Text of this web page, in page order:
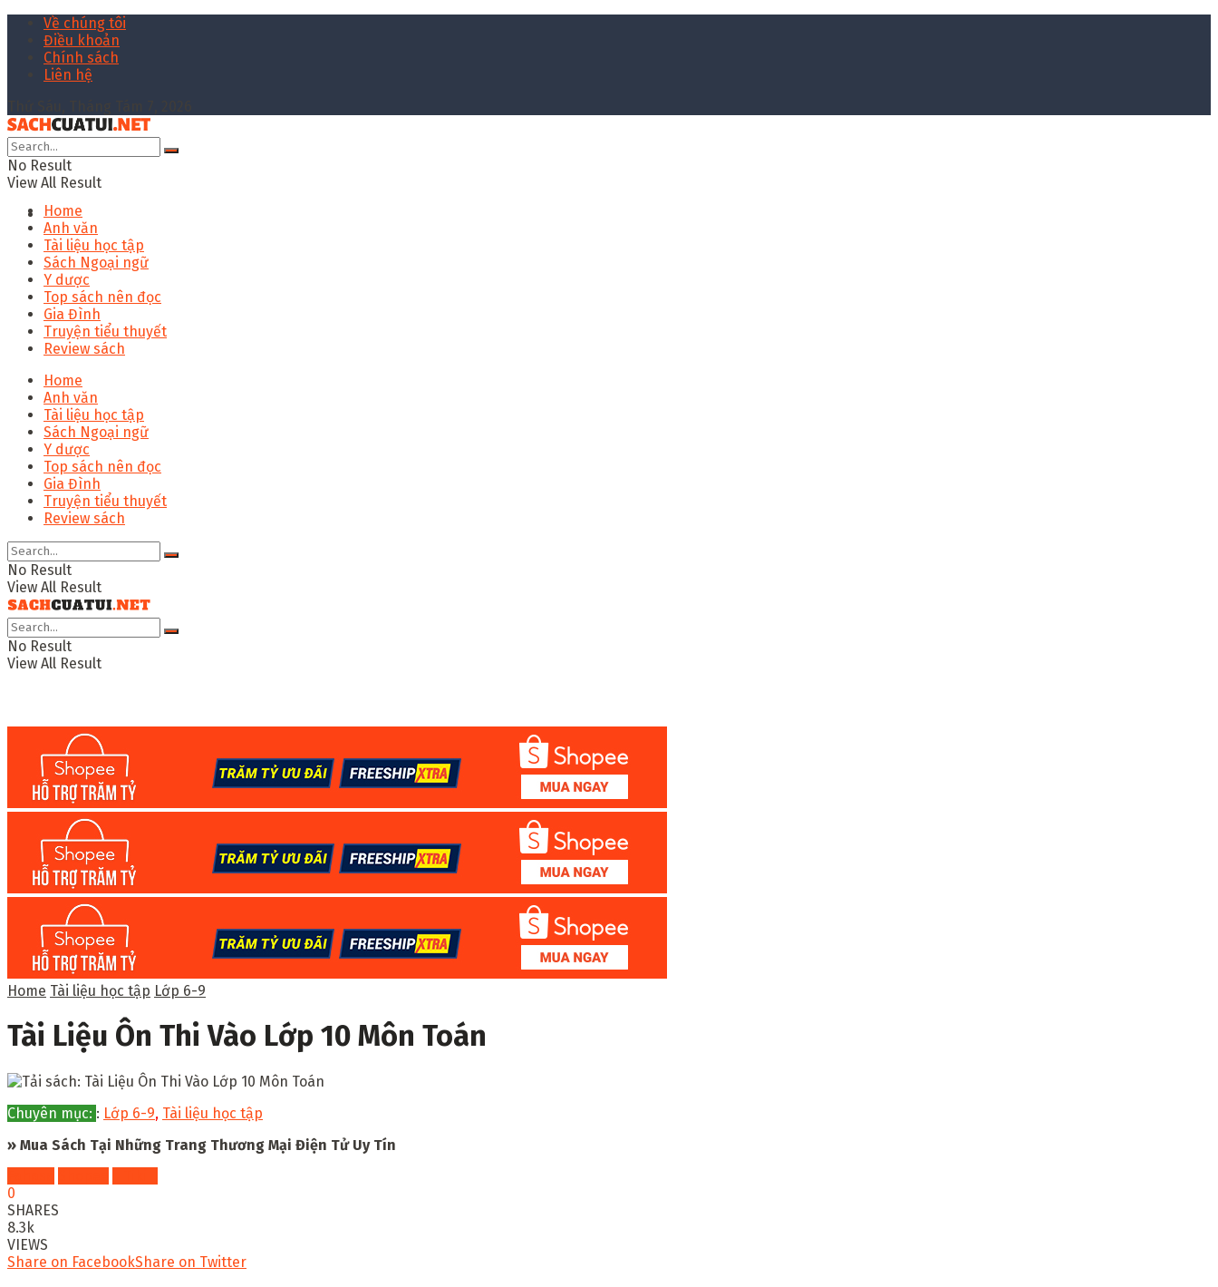
Về chúng tôi
Điều khoản
Chính sách
Liên hệ
No Result
View All Result
Home
Anh văn
Tài liệu học tập
Sách Ngoại ngữ
Y dược
Top sách nên đọc
Gia Đình
Truyện tiểu thuyết
Review sách
Home
Anh văn
Tài liệu học tập
Sách Ngoại ngữ
Y dược
Top sách nên đọc
Gia Đình
Truyện tiểu thuyết
Review sách
No Result
View All Result
No Result
View All Result
Home Tài liệu học tập Lớp 6-9
Tài Liệu Ôn Thi Vào Lớp 10 Môn Toán
Chuyên mục: : Lớp 6-9, Tài liệu học tập
» Mua Sách Tại Những Trang Thương Mại Điện Tử Uy Tín
0
SHARES
8.3k
VIEWS
Share on FacebookShare on Twitter